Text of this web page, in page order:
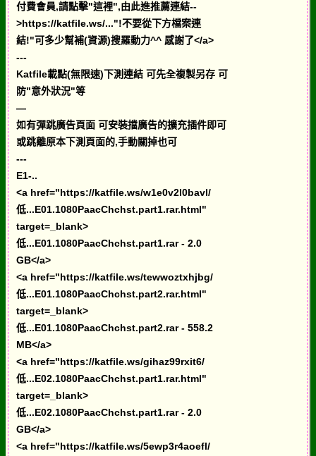
付費會員,請點擊"這裡",由此進推薦連結--
>https://katfile.ws/..."!不要從下方檔案連
結!"可多少幫補(資源)搜羅動力^^ 感謝了</a>
---
Katfile載點(無限速)下測連結 可先全複製另存 可
防"意外狀況"等
—
如有彈跳廣告頁面 可安裝擋廣告的擴充插件即可
或跳離原本下測頁面的,手動關掉也可
---
E1-..
<a href="https://katfile.ws/w1e0v2l0bavl/
低...E01.1080PaacChchst.part1.rar.html"
target=_blank>
低...E01.1080PaacChchst.part1.rar - 2.0
GB</a>
<a href="https://katfile.ws/tewwoztxhjbg/
低...E01.1080PaacChchst.part2.rar.html"
target=_blank>
低...E01.1080PaacChchst.part2.rar - 558.2
MB</a>
<a href="https://katfile.ws/gihaz99rxit6/
低...E02.1080PaacChchst.part1.rar.html"
target=_blank>
低...E02.1080PaacChchst.part1.rar - 2.0
GB</a>
<a href="https://katfile.ws/5ewp3r4aoefl/